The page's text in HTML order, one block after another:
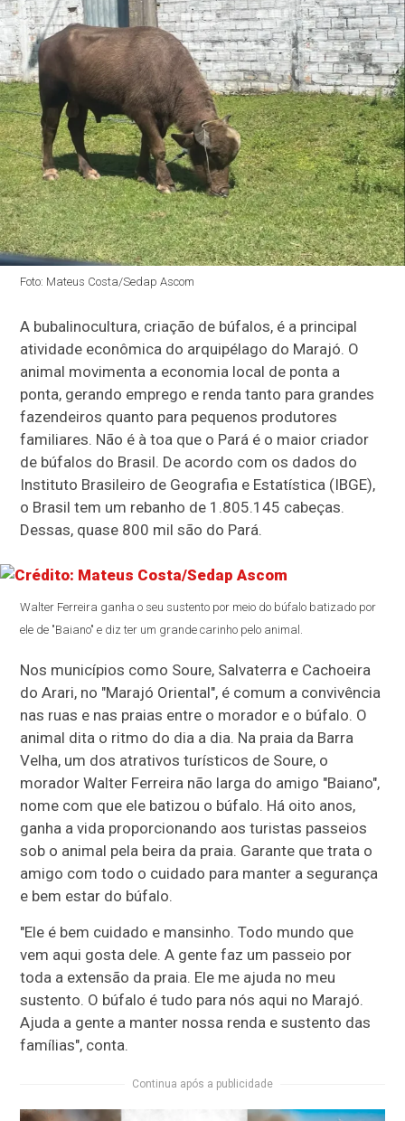
Foto: Mateus Costa/Sedap Ascom
A bubalinocultura, criação de búfalos, é a principal
atividade econômica do arquipélago do Marajó. O
animal movimenta a economia local de ponta a
ponta, gerando emprego e renda tanto para grandes
fazendeiros quanto para pequenos produtores
familiares. Não é à toa que o Pará é o maior criador
de búfalos do Brasil. De acordo com os dados do
Instituto Brasileiro de Geografia e Estatística (IBGE),
o Brasil tem um rebanho de 1.805.145 cabeças.
Dessas, quase 800 mil são do Pará.
Walter Ferreira ganha o seu sustento por meio do búfalo batizado por
ele de "Baiano" e diz ter um grande carinho pelo animal.
Nos municípios como Soure, Salvaterra e Cachoeira
do Arari, no "Marajó Oriental", é comum a convivência
nas ruas e nas praias entre o morador e o búfalo. O
animal dita o ritmo do dia a dia. Na praia da Barra
Velha, um dos atrativos turísticos de Soure, o
morador Walter Ferreira não larga do amigo "Baiano",
nome com que ele batizou o búfalo. Há oito anos,
ganha a vida proporcionando aos turistas passeios
sob o animal pela beira da praia. Garante que trata o
amigo com todo o cuidado para manter a segurança
e bem estar do búfalo.
"Ele é bem cuidado e mansinho. Todo mundo que
vem aqui gosta dele. A gente faz um passeio por
toda a extensão da praia. Ele me ajuda no meu
sustento. O búfalo é tudo para nós aqui no Marajó.
Ajuda a gente a manter nossa renda e sustento das
famílias", conta.
Continua após a publicidade